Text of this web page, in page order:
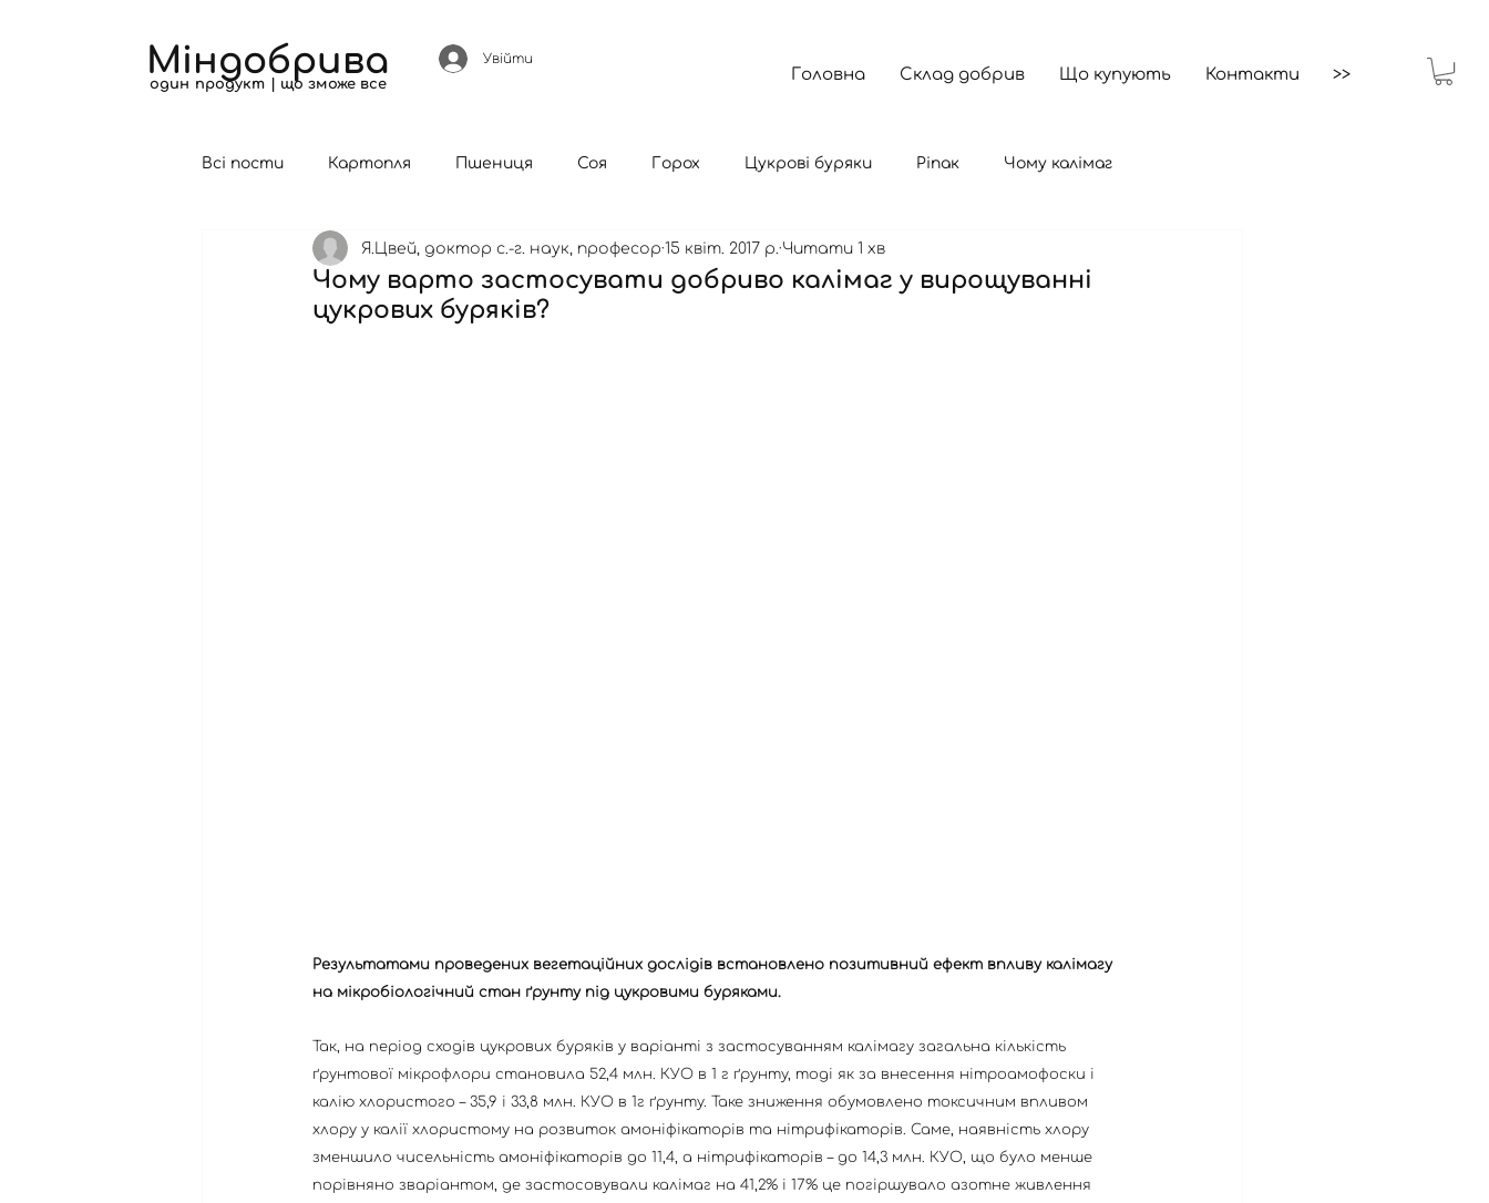
Міндобрива
один продукт | що зможе все Головна Склад добрив Що купують Контакти >>
Увійти
Всі пости Картопля Пшениця Соя Горох Цукрові буряки Ріпак Чому калімаг
Кукурудза
Чому варто застосувати добриво калімаг у вирощуванні
цукрових буряків?
Я.Цвей, доктор с.-г. наук, професор 15 квіт. 2017 р. Читати 1 хв
Результатами проведених вегетаційних дослідів встановлено позитивний ефект впливу калімагу
на мікробіологічний стан ґрунту під цукровими буряками.
Так, на період сходів цукрових буряків у варіанті з застосуванням калімагу загальна кількість
ґрунтової мікрофлори становила 52,4 млн. КУО в 1 г ґрунту, тоді як за внесення нітроамофоски і
калію хлористого – 35,9 і 33,8 млн. КУО в 1г ґрунту. Таке зниження обумовлено токсичним впливом
хлору у калії хлористому на розвиток амоніфікаторів та нітрифікаторів. Саме, наявність хлору
зменшило чисельність амоніфікаторів до 11,4, а нітрифікаторів – до 14,3 млн. КУО, що було менше
порівняно зваріантом, де застосовували калімаг на 41,2% і 17% це погіршувало азотне живлення